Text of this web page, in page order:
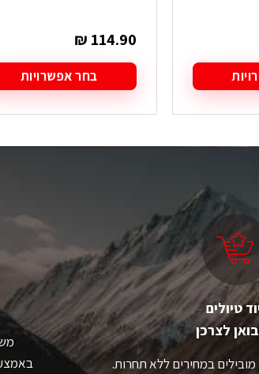
₪ 114.90
בחר אפשרויות
למוצר
זה
את
האפשרויות
בעמוד
המוצר
טיולים
לצרכן
מובילים במחירים ללא תחרות.